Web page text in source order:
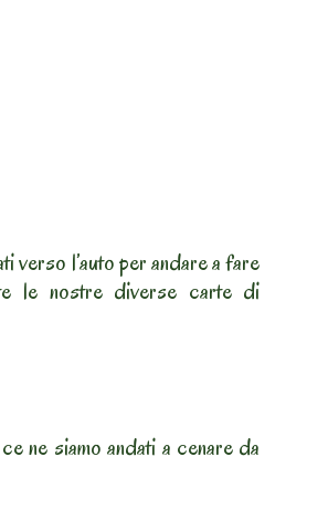
verso l’auto per andare a fare
le nostre diverse carte di
ne siamo andati a cenare da